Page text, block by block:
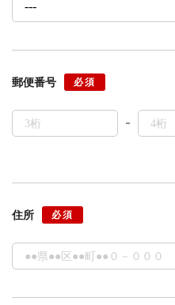
郵便番号 必須
住所 必須